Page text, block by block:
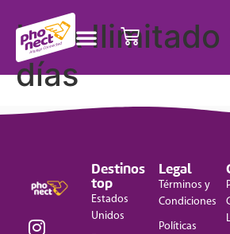
USA Ilimitado
días
Destinos
top
Estados
Unidos
Legal
Términos y
Condiciones
Políticas